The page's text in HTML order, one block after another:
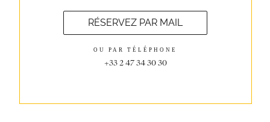
RÉSERVEZ PAR MAIL
OU PAR TÉLÉPHONE
+33 2 47 34 30 30